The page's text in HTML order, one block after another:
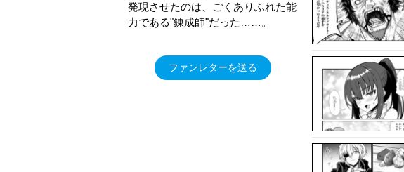
発現させたのは、ごくありふれた能
力である"錬成師"だった……。
ファンレターを送る